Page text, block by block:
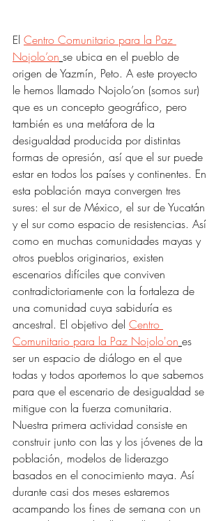
El Centro Comunitario para la Paz
Nojolo’on se ubica en el pueblo de
origen de Yazmín, Peto. A este proyecto
le hemos llamado Nojolo’on (somos sur)
que es un concepto geográfico, pero
también es una metáfora de la
desigualdad producida por distintas
formas de opresión, así que el sur puede
estar en todos los países y continentes. En
esta población maya convergen tres
sures: el sur de México, el sur de Yucatán
y el sur como espacio de resistencias. Así
como en muchas comunidades mayas y
otros pueblos originarios, existen
escenarios difíciles que conviven
contradictoriamente con la fortaleza de
una comunidad cuya sabiduría es
ancestral. El objetivo del Centro
Comunitario para la Paz Nojolo'on es
ser un espacio de diálogo en el que
todas y todos aportemos lo que sabemos
para que el escenario de desigualdad se
mitigue con la fuerza comunitaria.
Nuestra primera actividad consiste en
construir junto con las y los jóvenes de la
población, modelos de liderazgo
basados en el conocimiento maya. Así
durante casi dos meses estaremos
acampando los fines de semana con un